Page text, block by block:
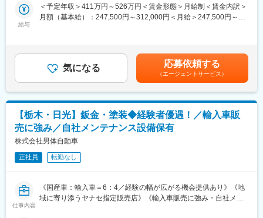
＜★飲食業を盛り上げていきたい方歓迎！あなたオリジナルの餃
子の王将を★＞
王将の店長の裁量権は他の飲食企業の規模とは大きく異なりま
とにより、お客様の声を味付けやメニューに反映することができ
ます
日本中にある王将はすべてが個性的。私たちと一緒にあなたらし
▼店舗スタッフ
接客や調理を中心に店舗業務を担当
店舗で様々なメニュー調理を身に着けるため、料理人として技術
▼副店長
OJT教育中心のため、一人一人の得意不得意に応じて育成サポー
トを行っています！
給与
＜予定年収＞411万円～526万円＜賃金形態＞月給制＜賃金内訳＞
月額（基本給）：247,500円～312,000円＜月給＞247,500円～
収551万円4年目副店長：605万円5年目店長：700万円賃金はあく
までも目安の金額であり、選考を通じて上下する可能性がありま
す。月給(月額)は固定手当を含めた表記です。
気になる 応募依頼する
（エージェントサービス）
【栃木・日光】鈑金・塗装◆経験者優遇！／輸入車販
売に強み／自社メンテナンス設備保有
株式会社男体自動車
正社員 転勤なし
仕事内容
《国産車：輸入車＝6：4／経験の幅が広がる機会提供あり》《地
域に寄り添うヤナセ指定販売店》《輸入車販売に強み・自社メン